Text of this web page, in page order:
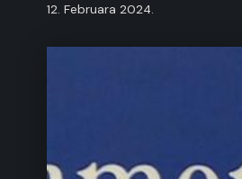
12. Februara 2024.